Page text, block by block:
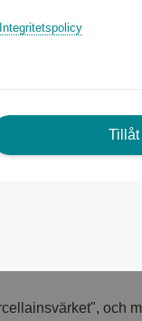
& ugnseldfast
och
Integritetspolicy